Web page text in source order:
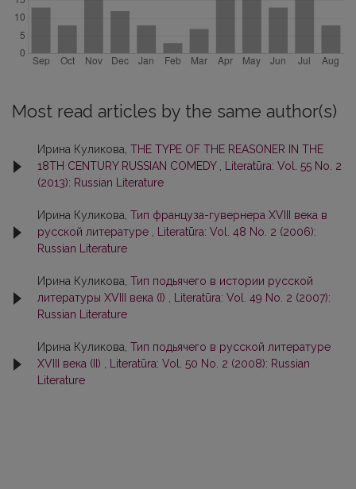
Most read articles by the same author(s)
Ирина Куликова, THE TYPE OF THE REASONER IN THE
18TH CENTURY RUSSIAN COMEDY
Literatūra: Vol. 55 No. 2
(2013): Russian Literature
Ирина Куликова, Тип француза-гувернера XVIII века в
русской литературе
Literatūra: Vol. 48 No. 2 (2006):
Russian Literature
Ирина Куликова, Тип подьячего в истории русской
литературы ХVIII века (I)
Literatūra: Vol. 49 No. 2 (2007):
Russian Literature
Ирина Куликова, Тип подьячего в русской литературе
XVIII века (II)
Literatūra: Vol. 50 No. 2 (2008): Russian
Literature